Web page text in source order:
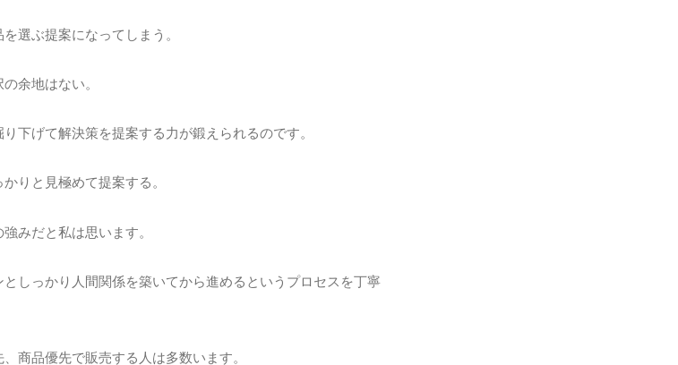
選ぶ提案になってしまう。
余地はない。
下げて解決策を提案する力が鍛えられるのです。
りと見極めて提案する。
みだと私は思います。
しっかり人間関係を築いてから進めるというプロセスを丁寧
商品優先で販売する人は多数います。